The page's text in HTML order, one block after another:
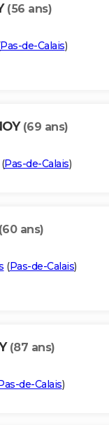
(56 ans)
Pas-de-Calais)
(69 ans)
(Pas-de-Calais)
(60 ans)
(Pas-de-Calais)
(87 ans)
de-Calais)